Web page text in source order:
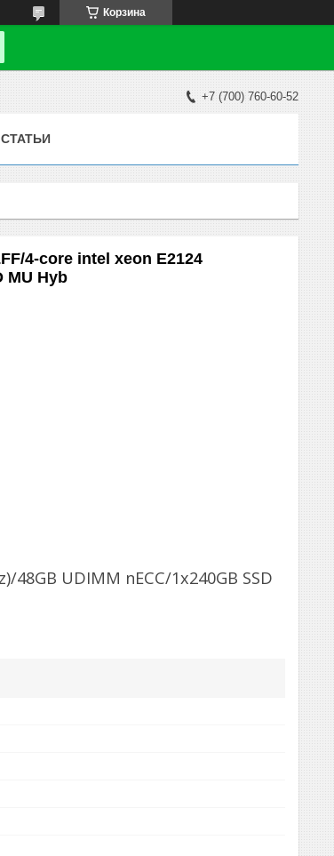
Корзина
+7 (700) 760-60-52
СТАТЬИ
4-core intel xeon E2124
MU Hyb
48GB UDIMM nECC/1x240GB SSD